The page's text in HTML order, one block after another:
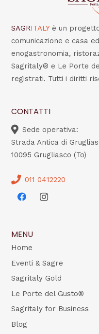
SAGRITALY è un
comunicazione e casa
enogastronomia,
Sagritaly® e Le Porte
registrati. Tutti i diritti
CONTATTI
Sede operativa:
Strada Antica di
10095 Grugliasco (To)
011 0412220
MENU
Home
Eventi & Sagre
Sagritaly Gold
Le Porte del Gusto®
Sagritaly for Business
Blog